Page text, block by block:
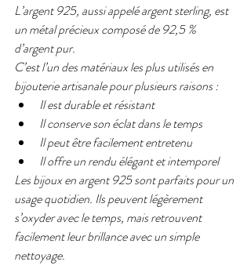
L’argent 925, aussi appelé argent sterling, est
un métal précieux composé de 92,5 %
d’argent pur.
C’est l’un des matériaux les plus utilisés en
bijouterie artisanale pour plusieurs raisons :
Il est durable et résistant
Il conserve son éclat dans le temps
Il peut être facilement entretenu
Il offre un rendu élégant et intemporel
Les bijoux en argent 925 sont parfaits pour un
usage quotidien. Ils peuvent légèrement
s’oxyder avec le temps, mais retrouvent
facilement leur brillance avec un simple
nettoyage.